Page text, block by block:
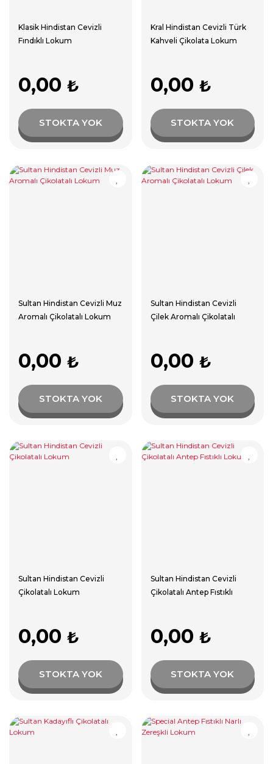
Klasik Hindistan Cevizli
Fındıklı Lokum
0,00 ₺
STOKTA YOK
Kral Hindistan Cevizli Türk
Kahveli Çikolata Lokum
0,00 ₺
STOKTA YOK
Sultan Hindistan Cevizli Muz
Aromalı Çikolatalı Lokum
0,00 ₺
STOKTA YOK
Sultan Hindistan Cevizli
Çilek Aromalı Çikolatalı
0,00 ₺
STOKTA YOK
Sultan Hindistan Cevizli
Çikolatalı Lokum
0,00 ₺
STOKTA YOK
Sultan Hindistan Cevizli
Çikolatalı Antep Fıstıklı
0,00 ₺
STOKTA YOK